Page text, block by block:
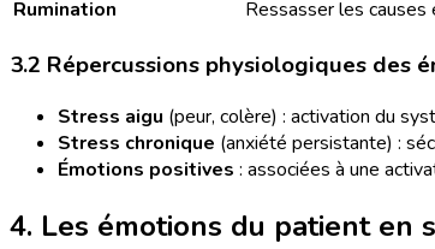
Rumination
Ressasser les causes
3.2 Répercussions physiologiques des
Stress aigu (peur, colère) : activation du
Stress chronique (anxiété persistante) :
Émotions positives : associées à une
4. Les émotions du patient en